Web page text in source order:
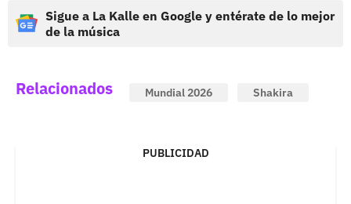
Sigue a La Kalle en Google y entérate de lo mejor
de la música
Relacionados Mundial 2026 Shakira
PUBLICIDAD